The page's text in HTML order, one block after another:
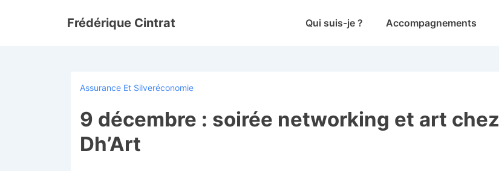
Frédérique Cintrat
MainQui suis-je ? Accompagnements
Assurance Et Silveréconomie
9 décembre : soirée networking et art chez
Dh’Art